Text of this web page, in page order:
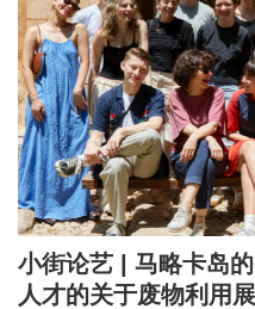
小街论艺 | 马略卡岛
人才的关于废物利用